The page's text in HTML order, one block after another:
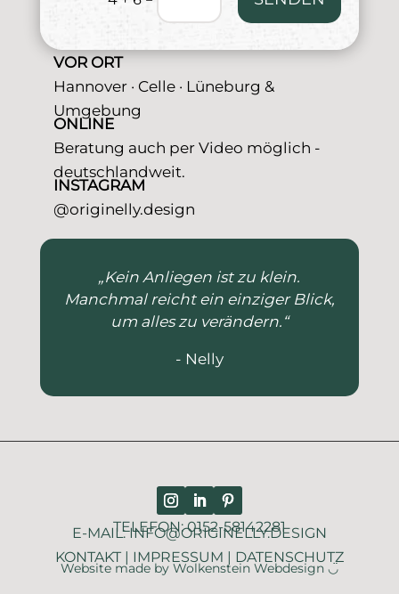
VOR ORT
Hannover · Celle · Lüneburg &
Umgebung
ONLINE
Beratung auch per Video möglich -
deutschlandweit.
INSTAGRAM
@originelly.design
„Kein Anliegen ist zu klein.
Manchmal reicht ein einziger Blick,
um alles zu verändern.“
- Nelly
TELEFON: 0152-58142281
E-MAIL: INFO@ORIGINELLY.DESIGN
KONTAKT| IMPRESSUM DATENSCHUTZ
Website made by Wolkenstein Webdesign ◡̈